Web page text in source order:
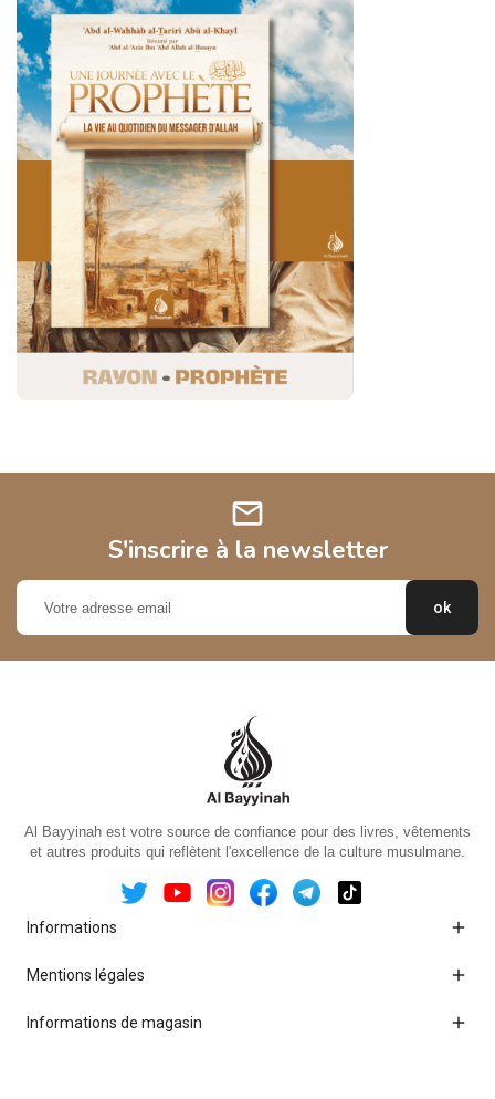
mail
S'inscrire à la newsletter
Al Bayyinah est votre source de confiance pour des livres, vêtements
et autres produits qui reflètent l'excellence de la culture musulmane.
Informations 
Mentions légales 
Informations de magasin 